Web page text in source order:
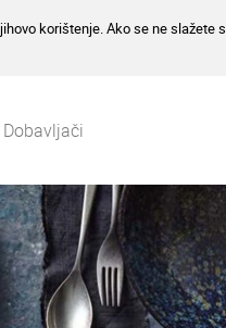
korištenje. Ako se ne slažete s
Dobavljači